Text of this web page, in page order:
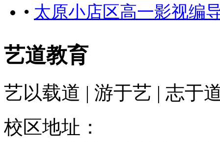
• 太原小店区高一影视编
艺道教育
艺以载道 | 游于艺 | 志于
校区地址：